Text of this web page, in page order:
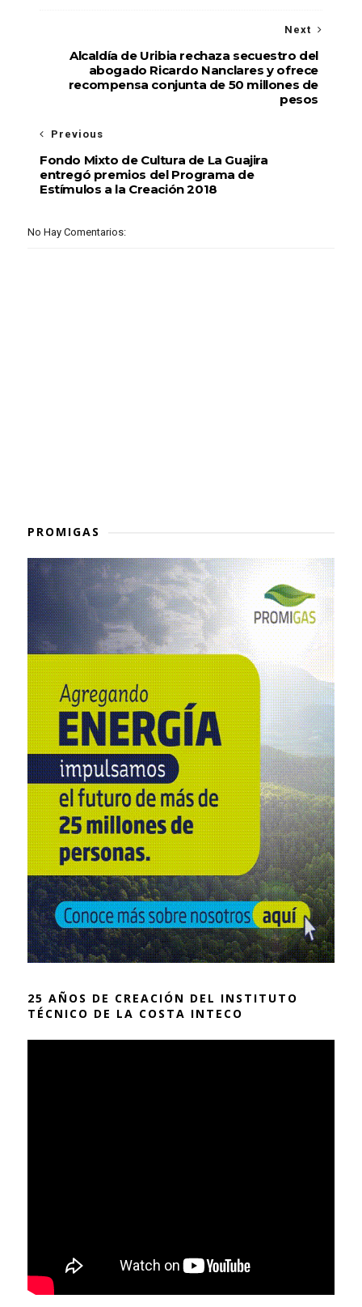
Next
Alcaldía de Uribia rechaza secuestro del
abogado Ricardo Nanclares y ofrece
recompensa conjunta de 50 millones de
pesos
Previous
Fondo Mixto de Cultura de La Guajira
entregó premios del Programa de
Estímulos a la Creación 2018
No Hay Comentarios:
PROMIGAS
25 AÑOS DE CREACIÓN DEL INSTITUTO
TÉCNICO DE LA COSTA INTECO